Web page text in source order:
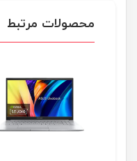
محصولات مرتبط